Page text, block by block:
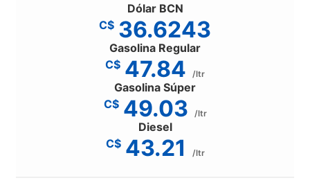
Dólar BCN
C$ 36.6243
Gasolina Regular
C$ 47.84 /ltr
Gasolina Súper
C$ 49.03 /ltr
Diesel
C$ 43.21 /ltr